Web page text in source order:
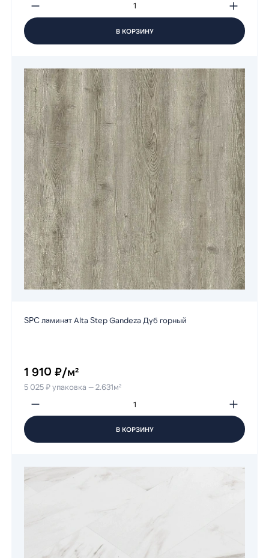
В КОРЗИНУ
SPC ламинат Alta Step Gandeza Дуб горный
1 910 ₽/м²
5 025 ₽ упаковка — 2.631м²
В КОРЗИНУ